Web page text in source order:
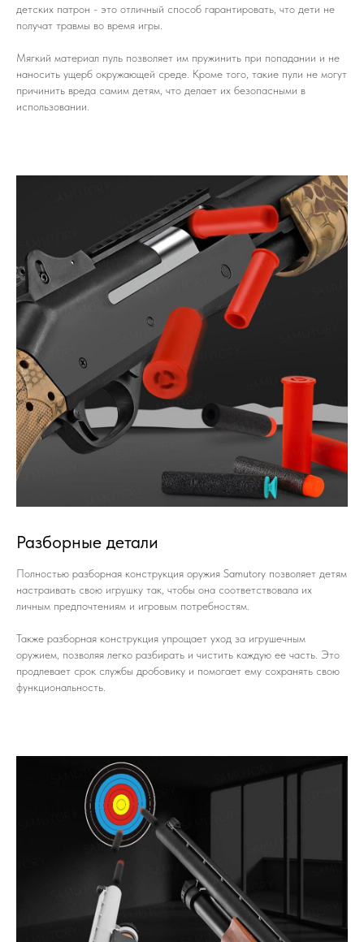
детских патрон - это отличный способ гарантировать, что дети не
получат травмы во время игры.
Мягкий материал пуль позволяет им пружинить при попадании и не
наносить ущерб окружающей среде. Кроме того, такие пули не могут
причинить вреда самим детям, что делает их безопасными в
использовании.
Разборные детали
Полностью разборная конструкция оружия Samutory позволяет детям
настраивать свою игрушку так, чтобы она соответствовала их
личным предпочтениям и игровым потребностям.
Также разборная конструкция упрощает уход за игрушечным
оружием, позволяя легко разбирать и чистить каждую ее часть. Это
продлевает срок службы дробовику и помогает ему сохранять свою
функциональность.